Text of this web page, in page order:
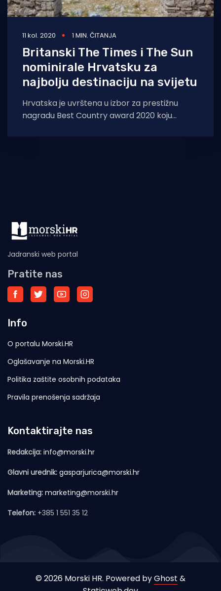
11 kol. 2020 1 MIN. ČITANJA
Britanski The Times i The Sun
nominirale Hrvatsku za
najbolju destinaciju na svijetu
Hrvatska je uvrštena u izbor za prestižnu
nagradu Best Country award 2020 koju
Jadranski web portal
Pratite nas
Info
O portalu Morski.HR
Oglašavanje na Morski.HR
Politika zaštite osobnih podataka
Pravila prenošenja sadržaja
Kontaktirajte nas
Redakcija: info@morski.hr
Glavni urednik: gasparjurica@morski.hr
Marketing: marketing@morski.hr
Telefon: +385 1 551 35 12
© 2026 Morski HR. Powered byGhost &